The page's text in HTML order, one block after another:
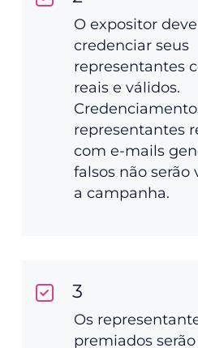
O expositor
credenciar seus
representantes
reais e válidos.
representantes
com e-mails
falsos não serão
a campanha.
3
Os
premiados